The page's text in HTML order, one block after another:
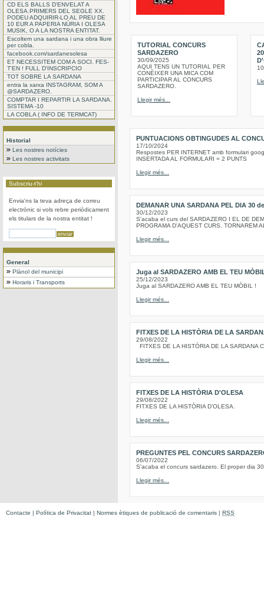
CD ELS BALLS D'ENVELAT A
OLESA.PRIMERS DEL SEGLE XX.
PODEU ADQUIRIR-LO AL PREU DE
10 EUR A PAPERIA NÚRIA I OLESA
MUSIK, O A LA NOSTRA ENTITAT.
Escoltem una sardana i una obra lliure
per cobla.
facebook.com/sardanesolesa
ET NECESSITEM COM A SOCI. FES-
T'EN ! FULL D'INSCRIPCIO
TOT SOBRE LA SARDANA
entra la xarxa INSTAGRAM, SOM A
@SARDAZERO.
COMPTAR I REPARTIR LA SARDANA.
SISTEMA -10
LA COBLA ( INFO DE TERMCAT)
Historial
Les nostres notícies
Les nostres activitats
Subscriu-t'hi
Envia'ns la teva adreça de correu
electrònic si vols rebre periòdicament
els titulars de la nostra entitat !
General
Plànol del municipi
Horaris i Transports
TUTORIAL CONCURS
SARDAZERO
30/09/2025
AQUI TENS UN TUTORIAL PER
CONÈIXER UNA MICA COM
PARTICIPAR AL CONCURS
SARDAZERO.
Llegir més...
PUNTUACIONS OBTINGUDES AL
17/10/2024
Respostes PER INTERNET amb formulari
INSERTADA AL FORMULARI = 2 PUNTS
Llegir més...
DEMANAR UNA SARDANA PEL DIA 30
30/12/2023
S'acaba el curs del SARDAZERO I EL DE
PROGRAMA D'AQUEST CURS. TORNAREM
Llegir més...
Juga al SARDAZERO AMB EL TEU
25/12/2023
Juga al SARDAZERO AMB EL TEU MÒBIL !
Llegir més...
FITXES DE LA HISTÒRIA DE LA
29/08/2022
FITXES DE LA HISTÒRIA DE LA
Llegir més...
FITXES DE LA HISTÒRIA D'OLESA
29/08/2022
FITXES DE LA HISTÒRIA D’OLESA.
Llegir més...
PREGUNTES PEL CONCURS
06/07/2022
S'acaba el concurs sardazero. El proper dia
Llegir més...
Contacte | Política de Privacitat | Normes ètiques de publicació de comentaris | RSS